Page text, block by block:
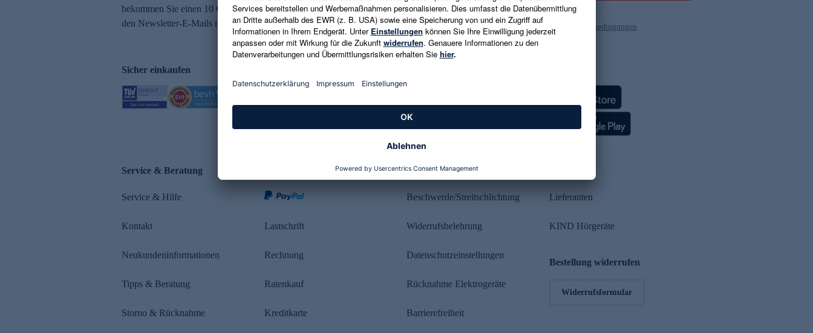
bekommen Sie einen 10 € Gutschein. Eine Abmeldung ist jederzeit in
den Newsletter-E-Mails möglich.
Es gelten die Datenschutzrichtlinien und die Gutscheinbedingungen
Sicher einkaufen
Service & Beratung
Service & Hilfe
Kontakt
Neukundeninformationen
Tipps & Beratung
Storno & Rücknahme
Lastschrift
Rechnung
Ratenkauf
Kreditkarte
Rechtliches
Beschwerde/Streitschlichtung
Widerrufsbelehrung
Datenschutzeinstellungen
Rücknahme Elektrogeräte
Barrierefreiheit
Lieferanten
KIND Hörgeräte
Bestellung widerrufen
Widerrufsformular